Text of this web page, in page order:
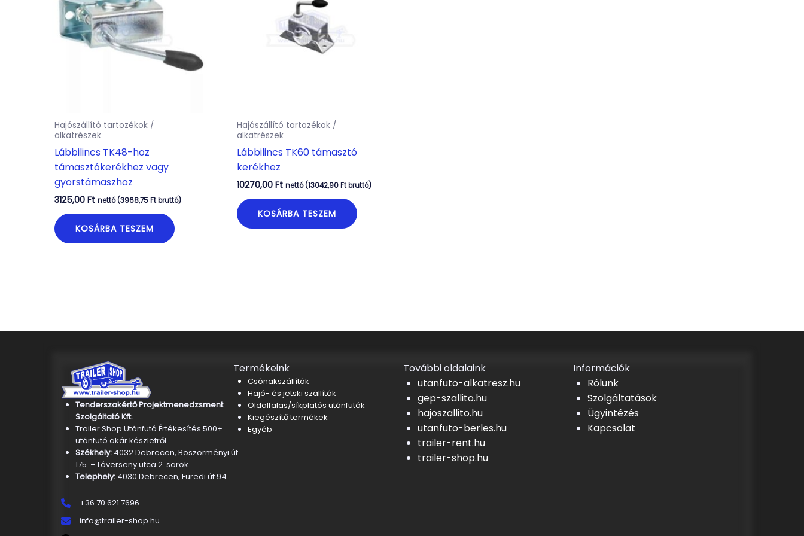
Hajószállító tartozékok /
alkatrészek
Lábbilincs TK48-hoz
támasztókerékhez vagy
gyorstámaszhoz
3125,00Ft nettó (3968,75 Ft bruttó)
KOSÁRBA TESZEM
Hajószállító tartozékok /
alkatrészek
Lábbilincs TK60 támasztó
kerékhez
10270,00Ft nettó (13042,90 Ft bruttó)
KOSÁRBA TESZEM
Tenderszakértő Projektmenedzsment
Szolgáltató Kft.
Trailer Shop Utánfutó Értékesítés 500+
utánfutó akár készletről
Székhely: 4032 Debrecen, Böszörményi út
175. – Lóverseny utca 2. sarok
Telephely: 4030 Debrecen, Füredi út 94.
+36 70 621 7696
info@trailer-shop.hu
Termékeink
Csónakszállítók
Hajó- és jetski szállítók
Oldalfalas/síkplatós utánfutók
Kiegészítő termékek
Egyéb
További oldalaink
utanfuto-alkatresz.hu
gep-szallito.hu
hajoszallito.hu
utanfuto-berles.hu
trailer-rent.hu
trailer-shop.hu
Információk
Rólunk
Szolgáltatások
Ügyintézés
Kapcsolat